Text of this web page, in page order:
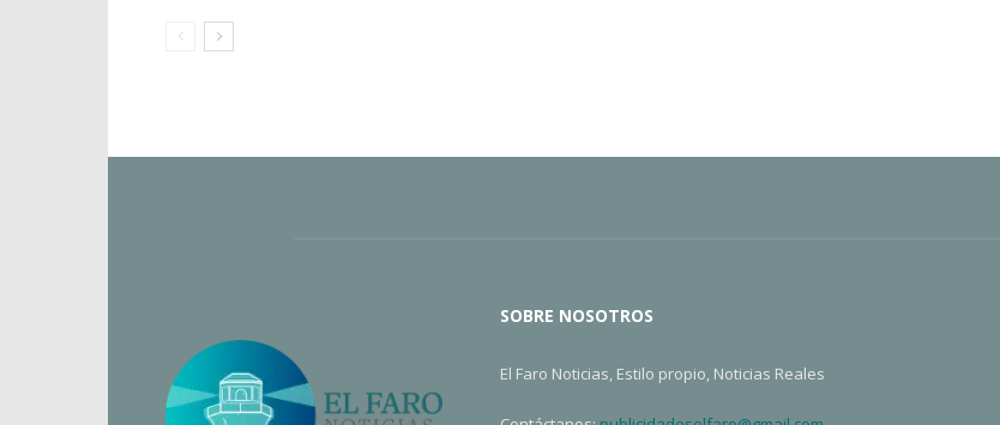
SOBRE NOSOTROS
El Faro Noticias, Estilo propio, Noticias Reales